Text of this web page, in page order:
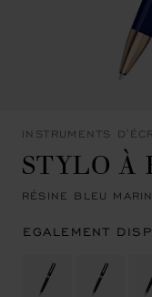
INSTRUMENTS
STYLO À
RÉSINE BLEU
EGALEMENT